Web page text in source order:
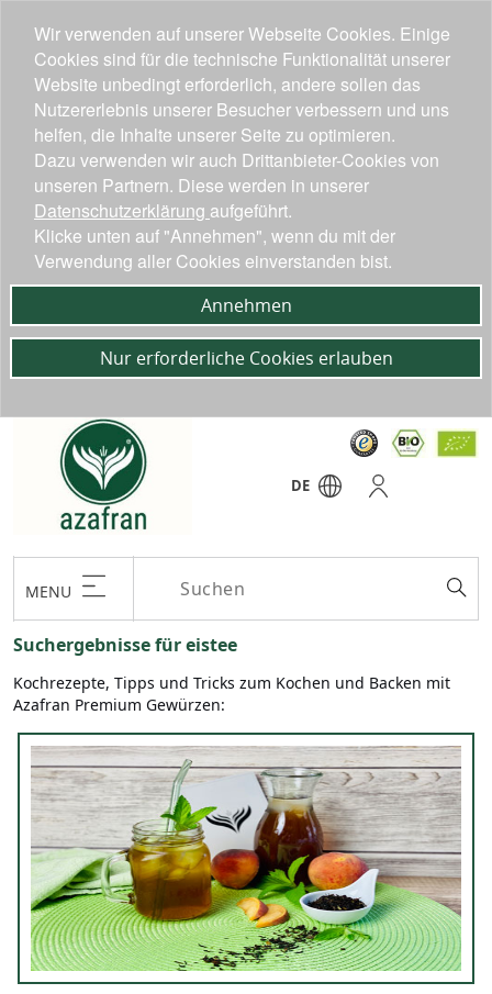
DE
MENU
Suchergebnisse für eistee
Kochrezepte, Tipps und Tricks zum Kochen und Backen mit
Azafran Premium Gewürzen:
Wir verwenden auf unserer Webseite Cookies. Einige
Cookies sind für die technische Funktionalität unserer
Website unbedingt erforderlich, andere sollen das
Nutzererlebnis unserer Besucher verbessern und uns
helfen, die Inhalte unserer Seite zu optimieren.
Dazu verwenden wir auch Drittanbieter-Cookies von
unseren Partnern. Diese werden in unserer
Datenschutzerklärung aufgeführt.
Klicke unten auf "Annehmen", wenn du mit der
Verwendung aller Cookies einverstanden bist.
Annehmen
Nur erforderliche Cookies erlauben